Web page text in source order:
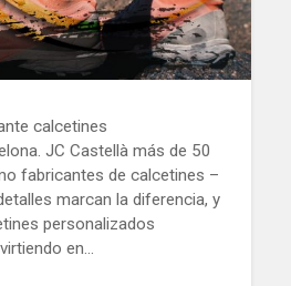
calcetines
JC Castellà más de 50
fabricantes de calcetines –
marcan la diferencia, y
personalizados
en…